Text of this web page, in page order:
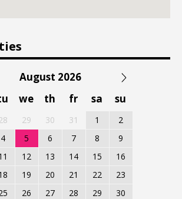
August 2026
we th fr sa su
28 29 30 31 1
2
4 5 6 7 8
9
12 13 14 15
16
19 20 21 22
23
26 27 28 29
30